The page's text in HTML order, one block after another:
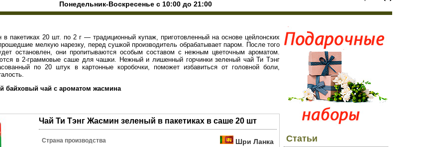
Понедельник-Воскресенье с 10:00 до 21:00
пакетиках 20 шт. по 2 г — традиционный купаж, приготовленный на основе цейлонских
мелкую нарезку, перед сушкой производитель обрабатывает паром. После того
остановлен, они пропитываются особым составом с нежным цветочным ароматом.
в 2-граммовые саше для чашки. Нежный и лишенный горчинки зеленый чай Ти Тэнг
по 20 штук в картонные коробочки, поможет избавиться от головной боли,
байховый чай с ароматом жасмина
Чай Ти Тэнг Жасмин зеленый в пакетиках в саше 20 шт
Страна производства Шри Ланка Статьи